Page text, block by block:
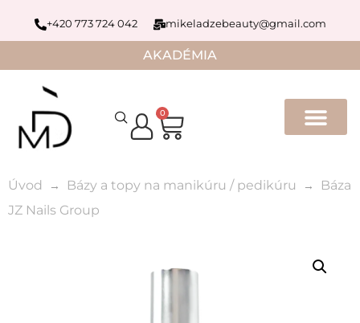
+420 773 724 042 mikeladzebeauty@gmail.com
AKADÉMIA
0
Úvod Bázy a topy na manikúru / pedikúru
Báza
JZ Nails Group